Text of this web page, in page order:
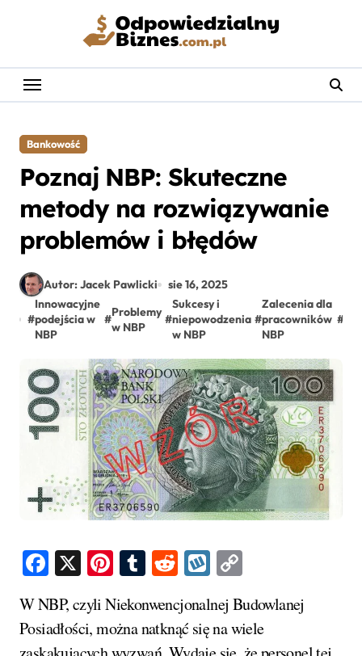
Bankowość
Poznaj NBP: Skuteczne
metody na rozwiązywanie
problemów i błędów
Autor: Jacek Pawlicki sie 16, 2025
#
Innowacyjne
podejścia w
NBP
#
Problemy
w NBP
#
Sukcesy i
niepowodzenia
w NBP
#
Zalecenia dla
pracowników
NBP
#
Facebook
X Pinterest
Tumblr
RedditWykop
W NBP, czyli Niekonwencjonalnej Budowlanej
Posiadłości, można natknąć się na wiele